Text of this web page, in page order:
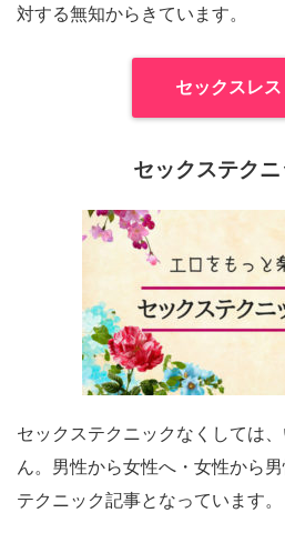
対する無知からきています。
セックスレ
セックステク
セックステクニックなくしては
ん。男性から女性へ・女性から
テクニック記事となっています。